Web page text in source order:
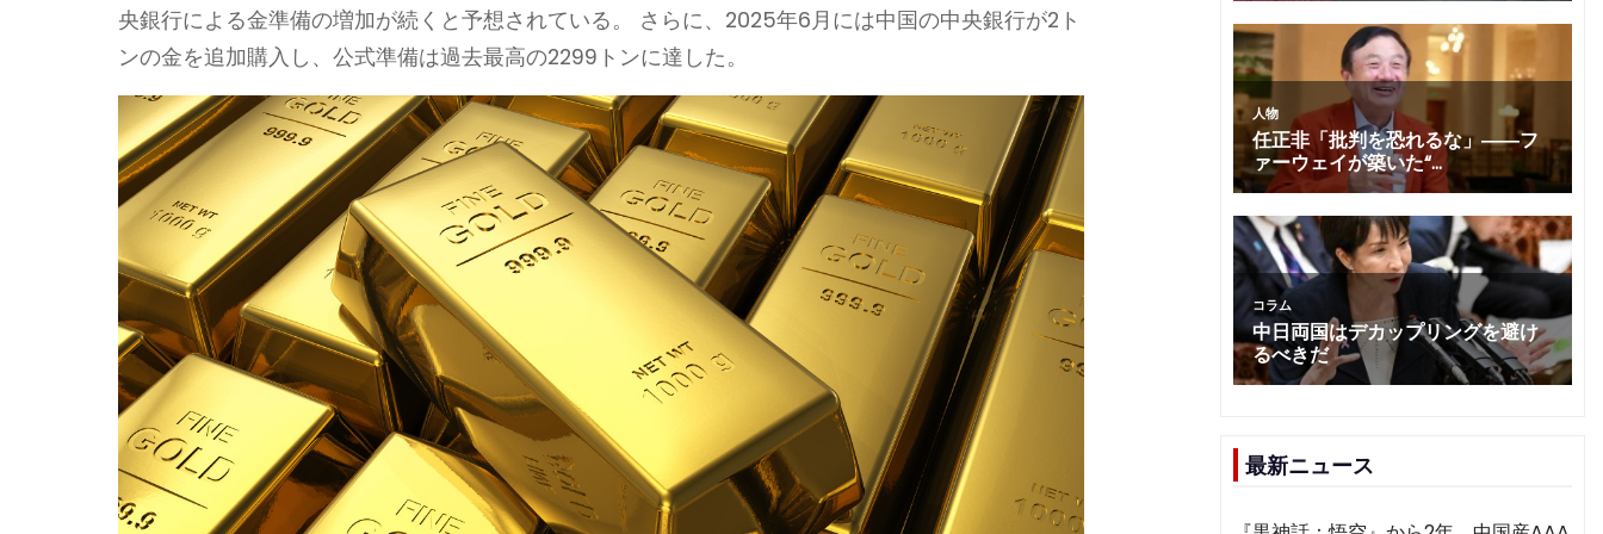
央銀行による金準備の増加が続くと予想されている。 さらに、2025年6月には中国の中央銀行が2ト
ンの金を追加購入し、公式準備は過去最高の2299トンに達した。
最新ニュース